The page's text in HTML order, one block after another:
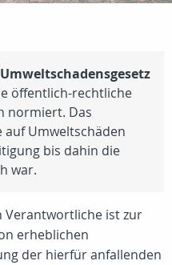
Umweltschadensgesetz
öffentlich-rechtliche
normiert. Das
Umweltschäden
bis dahin die
war.
Verantwortliche ist zur
erheblichen
der hierfür anfallenden